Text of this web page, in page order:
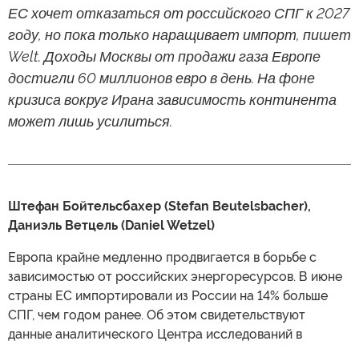
ЕС хочет отказаться от российского СПГ к 2027
году, но пока только наращивает импорт, пишет
Welt. Доходы Москвы от продажи газа Европе
достигли 60 миллионов евро в день. На фоне
кризиса вокруг Ирана зависимость континента
может лишь усилиться.
Штефан Бойтельсбахер (Stefan Beutelsbacher),
Даниэль Ветцель (Daniel Wetzel)
Европа крайне медленно продвигается в борьбе с
зависимостью от российских энергоресурсов. В июне
страны ЕС импортировали из России на 14% больше
СПГ, чем годом ранее. Об этом свидетельствуют
данные аналитического Центра исследований в